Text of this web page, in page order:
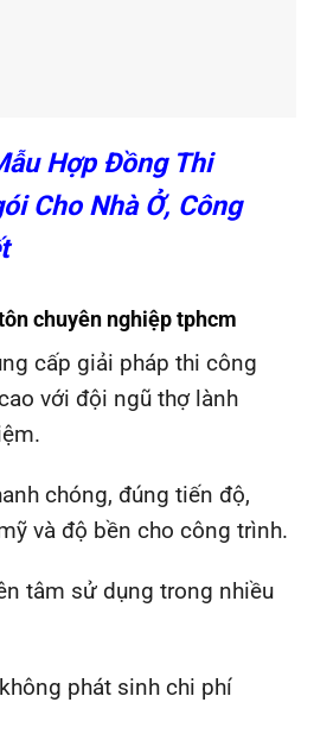
Hợp Đồng Thi
Cho Nhà Ở, Công
chuyên nghiệp tphcm
cấp giải pháp thi công
với đội ngũ thợ lành
chóng, đúng tiến độ,
và độ bền cho công trình.
tâm sử dụng trong nhiều
phát sinh chi phí